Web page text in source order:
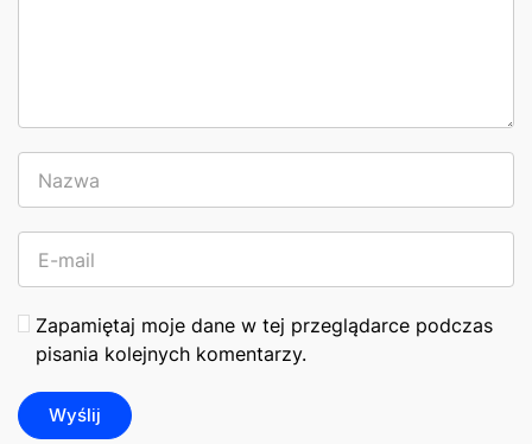
Zapamiętaj moje dane w tej przeglądarce podczas
pisania kolejnych komentarzy.